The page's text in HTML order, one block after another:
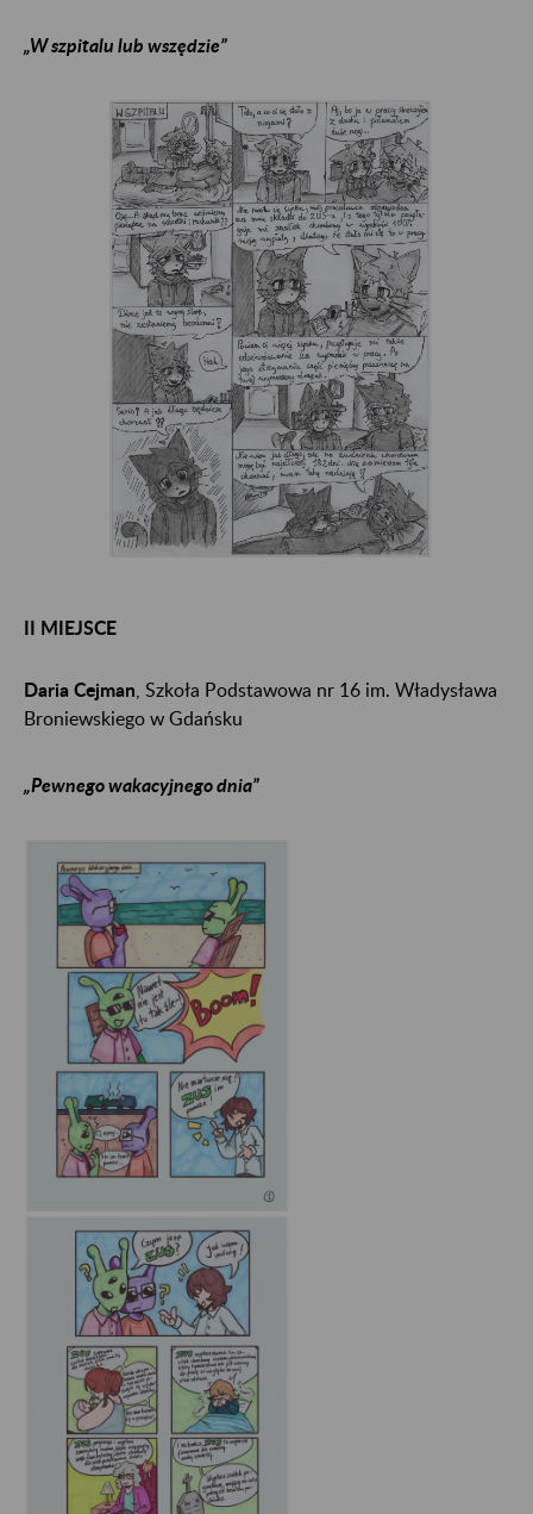
„W szpitalu lub wszędzie”
II MIEJSCE
Daria Cejman , Szkoła Podstawowa nr 16 im. Władysława
Broniewskiego w Gdańsku
„Pewnego wakacyjnego dnia”